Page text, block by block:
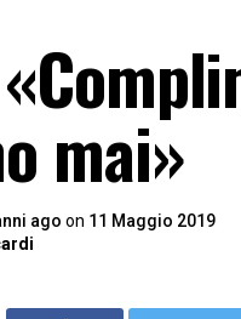
mai»
ago on 11 Maggio 2019